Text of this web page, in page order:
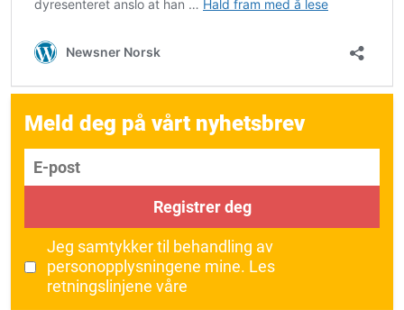
Meld deg på vårt nyhetsbrev
E-post
Registrer deg
Jeg samtykker til behandling av
personopplysningene mine. Les
retningslinjene våre